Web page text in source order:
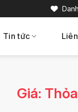
Tin tức
Giá: